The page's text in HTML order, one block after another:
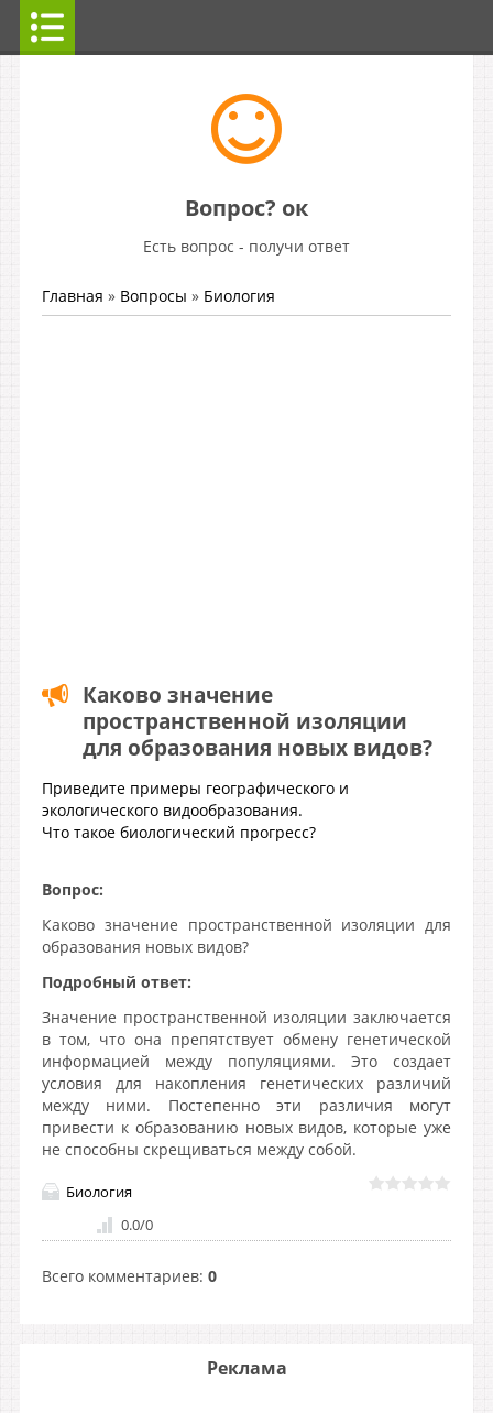
Вопрос? ок
Есть вопрос - получи ответ
Главная » Вопросы » Биология
Каково значение
пространственной изоляции
для образования новых видов?
Приведите примеры географического и
экологического видообразования.
Что такое биологический прогресс?
Вопрос:
Каково значение пространственной изоляции для
образования новых видов?
Подробный ответ:
Значение пространственной изоляции заключается
в том, что она препятствует обмену генетической
информацией между популяциями. Это создает
условия для накопления генетических различий
между ними. Постепенно эти различия могут
привести к образованию новых видов, которые уже
не способны скрещиваться между собой.
Биология
0.0/0
Всего комментариев: 0
Реклама